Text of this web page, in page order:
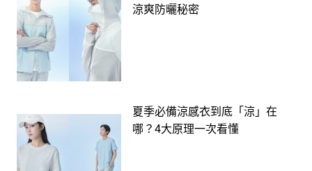
涼爽防曬秘密
夏季必備涼感衣到底「涼」在
哪？4大原理一次看懂